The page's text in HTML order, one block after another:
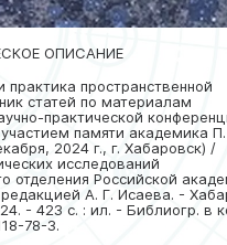
ОПИСАНИЕ
пространственной
статей по материалам
практической
памяти академика
2024 г., г. Хабаровск) /
исследований
отделения Российской
А. Г. Исаева. -
- 423 с. : ил. - Библиогр. в
78-3.